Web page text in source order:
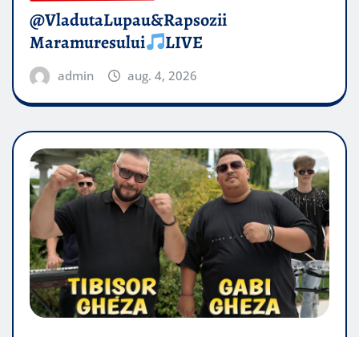
@VladutaLupau&Rapsozii
Maramuresului
LIVE
admin aug. 4, 2026